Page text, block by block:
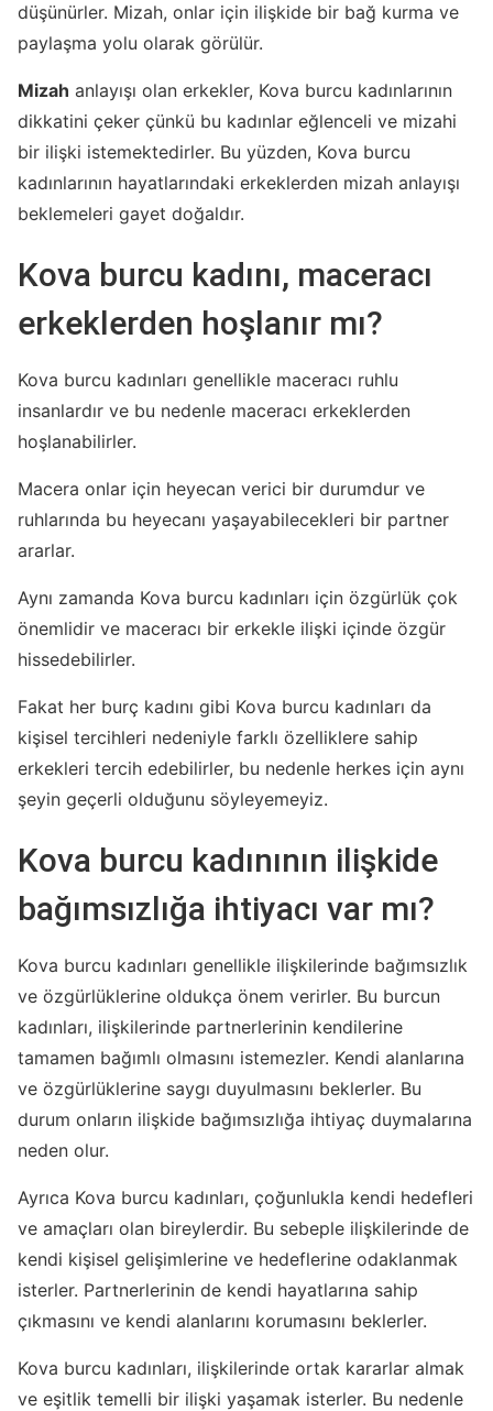
düşünürler. Mizah, onlar için ilişkide bir bağ kurma ve
paylaşma yolu olarak görülür.
Mizah anlayışı olan erkekler, Kova burcu kadınlarının
dikkatini çeker çünkü bu kadınlar eğlenceli ve mizahi
bir ilişki istemektedirler. Bu yüzden, Kova burcu
kadınlarının hayatlarındaki erkeklerden mizah anlayışı
beklemeleri gayet doğaldır.
Kova burcu kadını, maceracı
erkeklerden hoşlanır mı?
Kova burcu kadınları genellikle maceracı ruhlu
insanlardır ve bu nedenle maceracı erkeklerden
hoşlanabilirler.
Macera onlar için heyecan verici bir durumdur ve
ruhlarında bu heyecanı yaşayabilecekleri bir partner
ararlar.
Aynı zamanda Kova burcu kadınları için özgürlük çok
önemlidir ve maceracı bir erkekle ilişki içinde özgür
hissedebilirler.
Fakat her burç kadını gibi Kova burcu kadınları da
kişisel tercihleri nedeniyle farklı özelliklere sahip
erkekleri tercih edebilirler, bu nedenle herkes için aynı
şeyin geçerli olduğunu söyleyemeyiz.
Kova burcu kadınının ilişkide
bağımsızlığa ihtiyacı var mı?
Kova burcu kadınları genellikle ilişkilerinde bağımsızlık
ve özgürlüklerine oldukça önem verirler. Bu burcun
kadınları, ilişkilerinde partnerlerinin kendilerine
tamamen bağımlı olmasını istemezler. Kendi alanlarına
ve özgürlüklerine saygı duyulmasını beklerler. Bu
durum onların ilişkide bağımsızlığa ihtiyaç duymalarına
neden olur.
Ayrıca Kova burcu kadınları, çoğunlukla kendi hedefleri
ve amaçları olan bireylerdir. Bu sebeple ilişkilerinde de
kendi kişisel gelişimlerine ve hedeflerine odaklanmak
isterler. Partnerlerinin de kendi hayatlarına sahip
çıkmasını ve kendi alanlarını korumasını beklerler.
Kova burcu kadınları, ilişkilerinde ortak kararlar almak
ve eşitlik temelli bir ilişki yaşamak isterler. Bu nedenle